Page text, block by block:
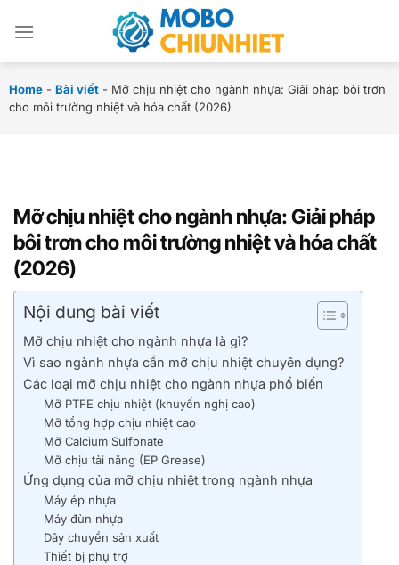
đến
Home - Bài viết - Mỡ chịu nhiệt cho ngành nhựa: Giải pháp bôi trơn
cho môi trường nhiệt và hóa chất (2026)
Mỡ chịu nhiệt cho ngành nhựa: Giải pháp
bôi trơn cho môi trường nhiệt và hóa chất
(2026)
Nội dung bài viết
Mỡ chịu nhiệt cho ngành nhựa là gì?
Vì sao ngành nhựa cần mỡ chịu nhiệt chuyên dụng?
Các loại mỡ chịu nhiệt cho ngành nhựa phổ biến
Mỡ PTFE chịu nhiệt (khuyến nghị cao)
Mỡ tổng hợp chịu nhiệt cao
Mỡ Calcium Sulfonate
Mỡ chịu tải nặng (EP Grease)
Ứng dụng của mỡ chịu nhiệt trong ngành nhựa
Máy ép nhựa
Máy đùn nhựa
Dây chuyền sản xuất
Thiết bị phụ trợ